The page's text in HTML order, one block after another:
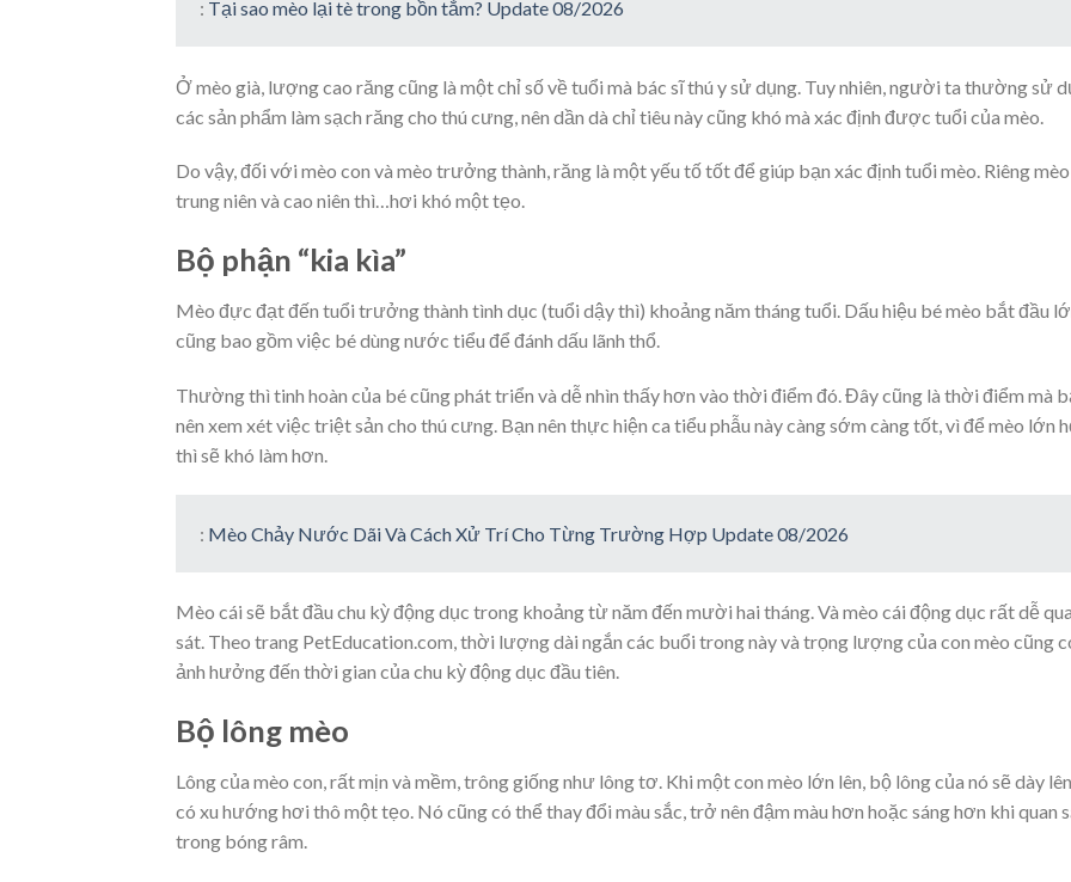
: Tại sao mèo lại tè trong bồn tắm? Update 08/2026
Ở mèo già, lượng cao răng cũng là một chỉ số về tuổi mà bác sĩ thú y sử dụng. Tuy nhiên, người ta thường sử
các sản phẩm làm sạch răng cho thú cưng, nên dần dà chỉ tiêu này cũng khó mà xác định được tuổi của mèo.
Do vậy, đối với mèo con và mèo trưởng thành, răng là một yếu tố tốt để giúp bạn xác định tuổi mèo. Riêng mèo
trung niên và cao niên thì…hơi khó một tẹo.
Bộ phận “kia kìa”
Mèo đực đạt đến tuổi trưởng thành tình dục (tuổi dậy thì) khoảng năm tháng tuổi. Dấu hiệu bé mèo bắt đầu
cũng bao gồm việc bé dùng nước tiểu để đánh dấu lãnh thổ.
Thường thì tinh hoàn của bé cũng phát triển và dễ nhìn thấy hơn vào thời điểm đó. Đây cũng là thời điểm mà
nên xem xét việc triệt sản cho thú cưng. Bạn nên thực hiện ca tiểu phẫu này càng sớm càng tốt, vì để mèo lớn
thì sẽ khó làm hơn.
: Mèo Chảy Nước Dãi Và Cách Xử Trí Cho Từng Trường Hợp Update 08/2026
Mèo cái sẽ bắt đầu chu kỳ động dục trong khoảng từ năm đến mười hai tháng. Và mèo cái động dục rất dễ
sát. Theo trang PetEducation.com, thời lượng dài ngắn các buổi trong này và trọng lượng của con mèo cũng
ảnh hưởng đến thời gian của chu kỳ động dục đầu tiên.
Bộ lông mèo
Lông của mèo con, rất mịn và mềm, trông giống như lông tơ. Khi một con mèo lớn lên, bộ lông của nó sẽ dày
có xu hướng hơi thô một tẹo. Nó cũng có thể thay đổi màu sắc, trở nên đậm màu hơn hoặc sáng hơn khi quan
trong bóng râm.